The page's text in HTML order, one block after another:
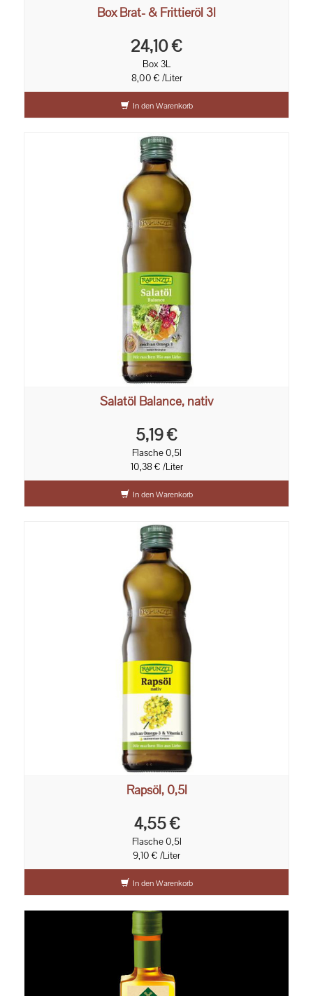
Box Brat- & Frittieröl 3l
24,10 €
Box 3L
8,00 € /Liter
In den Warenkorb
Salatöl Balance, nativ
5,19 €
Flasche 0,5l
10,38 € /Liter
In den Warenkorb
Rapsöl, 0,5l
4,55 €
Flasche 0,5l
9,10 € /Liter
In den Warenkorb